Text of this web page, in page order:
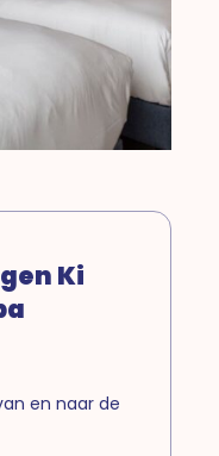
Ki
en naar de